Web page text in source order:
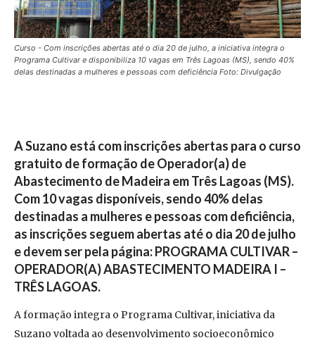
Curso - Com inscrições abertas até o dia 20 de julho, a iniciativa integra o
Programa Cultivar e disponibiliza 10 vagas em Três Lagoas (MS), sendo 40%
delas destinadas a mulheres e pessoas com deficiência Foto: Divulgação
A Suzano está com inscrições abertas para o curso
gratuito de formação de Operador(a) de
Abastecimento de Madeira em Três Lagoas (MS).
Com 10 vagas disponíveis, sendo 40% delas
destinadas a mulheres e pessoas com deficiência,
as inscrições seguem abertas até o dia 20 de julho
e devem ser pela página: PROGRAMA CULTIVAR –
OPERADOR(A) ABASTECIMENTO MADEIRA I –
TRÊS LAGOAS.
A formação integra o Programa Cultivar, iniciativa da
Suzano voltada ao desenvolvimento socioeconômico